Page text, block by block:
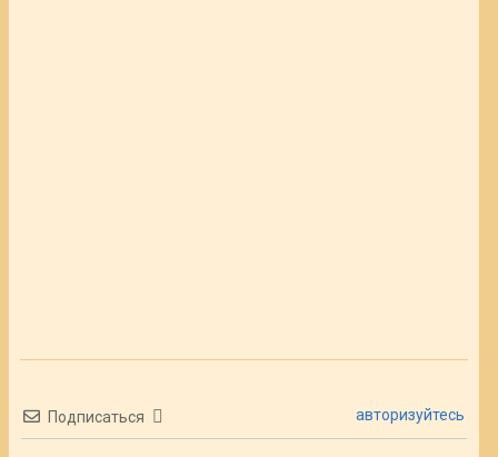
Подписаться авторизуйтесь